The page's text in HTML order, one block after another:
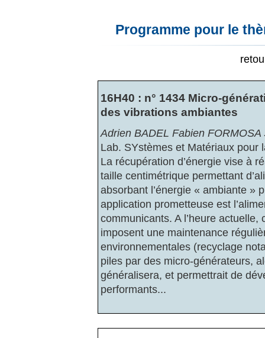
Programme pour le
16H40 : n° 1434 Micro-
des vibrations ambiantes
Adrien BADEL Fabien
Lab. SYstèmes et Matériaux pour
La récupération d’énergie vise à
taille centimétrique permettant
absorbant l’énergie « ambiante »
application prometteuse est
communicants. A l’heure
imposent une maintenance
environnementales (recyclage
piles par des micro-générateurs,
généralisera, et permettrait de
performants...